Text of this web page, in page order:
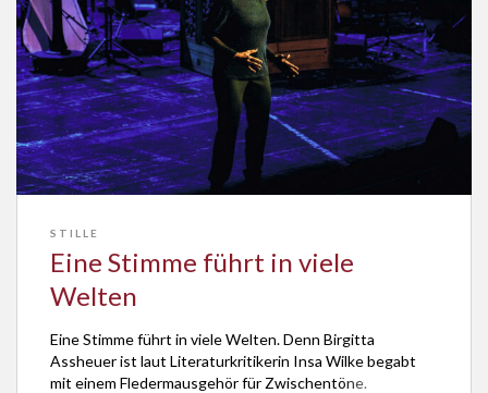
STILLE
Eine Stimme führt in viele
Welten
Eine Stimme führt in viele Welten. Denn Birgitta
Assheuer ist laut Literaturkritikerin Insa Wilke begabt
mit einem Fledermausgehör für Zwischentöne.